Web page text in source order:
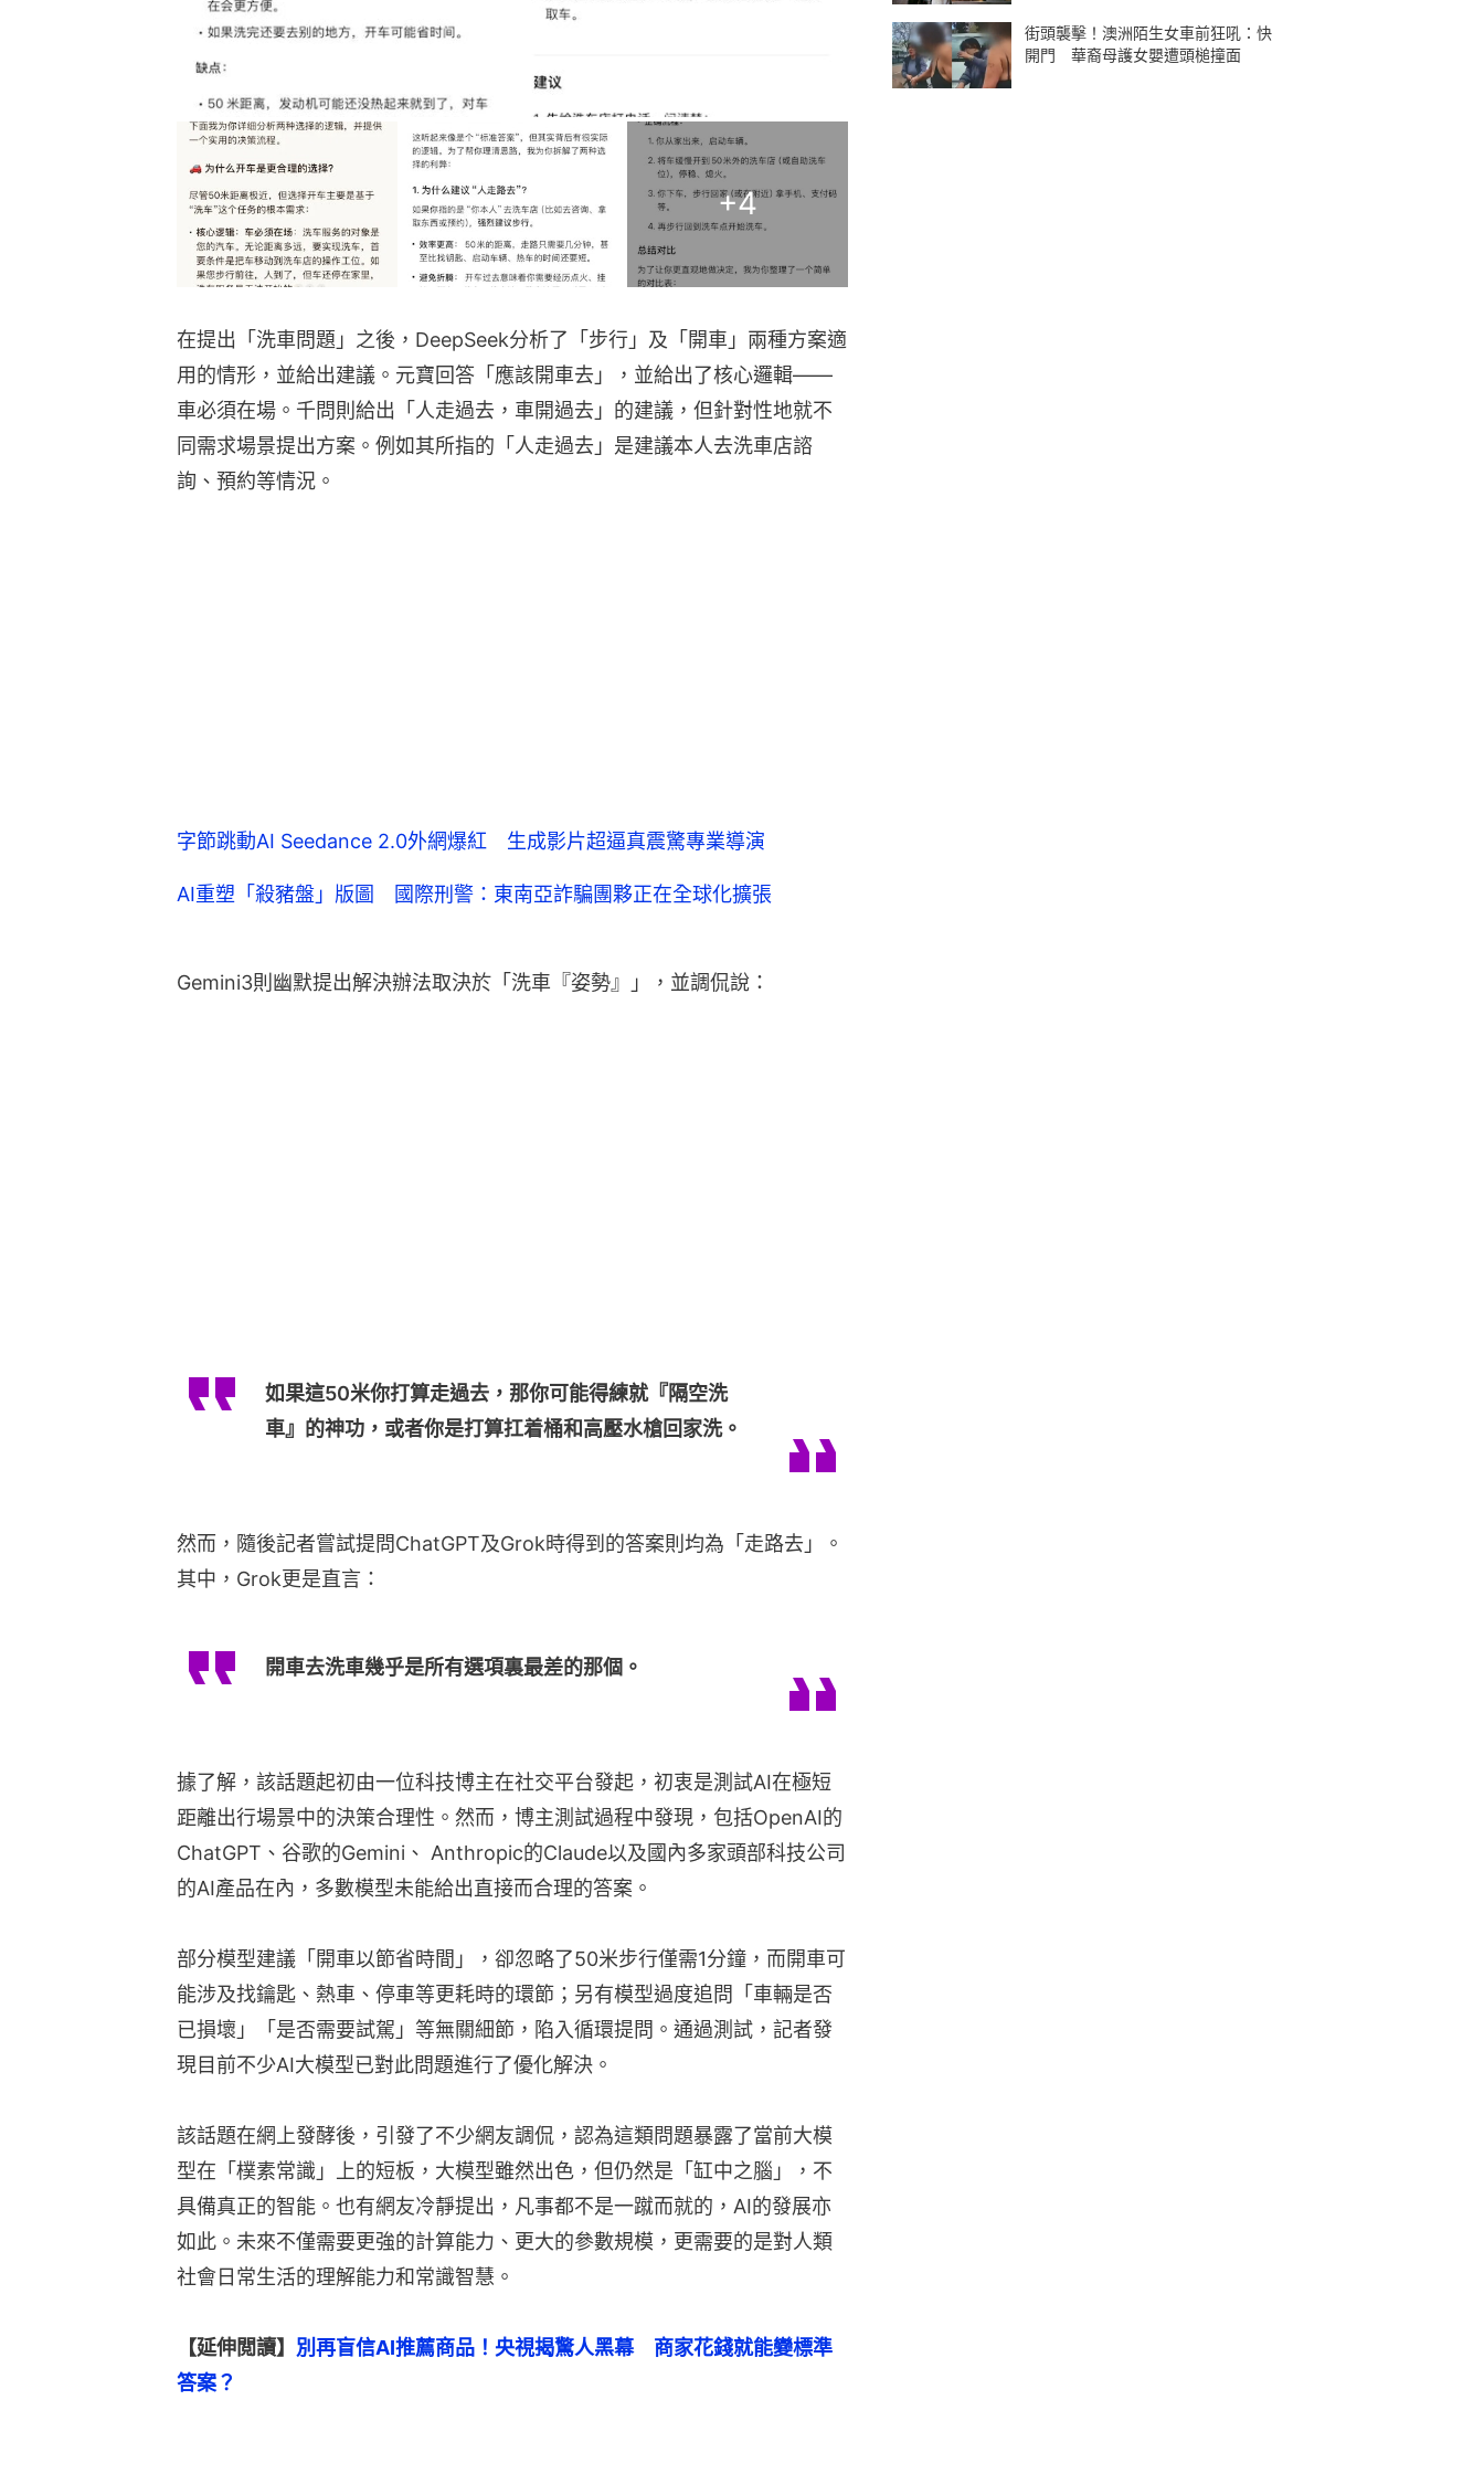
+4
在提出「洗車問題」之後，DeepSeek分析了「步行」及「開車」兩種方案適
用的情形，並給出建議。元寶回答「應該開車去」，並給出了核心邏輯——
車必須在場。千問則給出「人走過去，車開過去」的建議，但針對性地就不
同需求場景提出方案。例如其所指的「人走過去」是建議本人去洗車店諮
詢、預約等情況。
字節跳動AI Seedance 2.0外網爆紅 生成影片超逼真震驚專業導演
AI重塑「殺豬盤」版圖 國際刑警：東南亞詐騙團夥正在全球化擴張
Gemini3則幽默提出解決辦法取決於「洗車『姿勢』」，並調侃說：
如果這50米你打算走過去，那你可能得練就『隔空洗
車』的神功，或者你是打算扛着桶和高壓水槍回家洗。
然而，隨後記者嘗試提問ChatGPT及Grok時得到的答案則均為「走路去」。
其中，Grok更是直言：
開車去洗車幾乎是所有選項裏最差的那個。
據了解，該話題起初由一位科技博主在社交平台發起，初衷是測試AI在極短
距離出行場景中的決策合理性。然而，博主測試過程中發現，包括OpenAI的
ChatGPT、谷歌的Gemini、 Anthropic的Claude以及國內多家頭部科技公司
的AI產品在內，多數模型未能給出直接而合理的答案。
部分模型建議「開車以節省時間」，卻忽略了50米步行僅需1分鐘，而開車可
能涉及找鑰匙、熱車、停車等更耗時的環節；另有模型過度追問「車輛是否
已損壞」「是否需要試駕」等無關細節，陷入循環提問。通過測試，記者發
現目前不少AI大模型已對此問題進行了優化解決。
該話題在網上發酵後，引發了不少網友調侃，認為這類問題暴露了當前大模
型在「樸素常識」上的短板，大模型雖然出色，但仍然是「缸中之腦」，不
具備真正的智能。也有網友冷靜提出，凡事都不是一蹴而就的，AI的發展亦
如此。未來不僅需要更強的計算能力、更大的參數規模，更需要的是對人類
社會日常生活的理解能力和常識智慧。
【延伸閲讀】 別再盲信AI推薦商品！央視揭驚人黑幕　商家花錢就能變標準
答案？
街頭襲擊！澳洲陌生女車前狂吼：快
開門 華裔母護女嬰遭頭槌撞面